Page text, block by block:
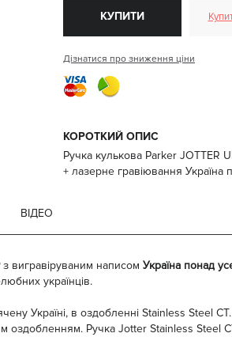
КУПИТИ
Дізнатися про зниження ціни
КОРОТКИЙ ОПИС
Ручка кулькова Parker JOTTER
+ лазерне гравіювання Україна
ВІДЕО
з вигравіруваним написом Україна понад
українців.
Україні, в оздобленні Stainless Steel
Ручка Jotter Stainless Steel